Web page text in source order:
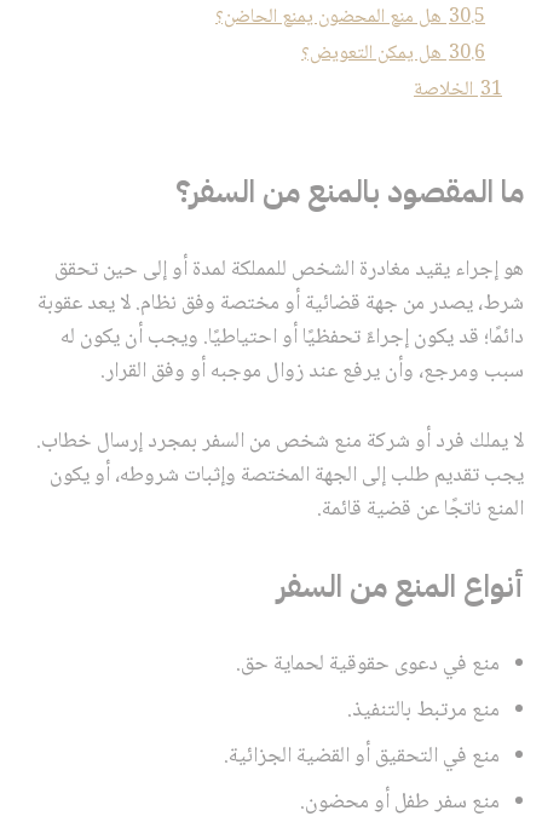
30.5 هل منع المحضون يمنع الحاضن؟
30.6 هل يمكن التعويض؟
31 الخلاصة
ما المقصود بالمنع من السفر؟
هو إجراء يقيد مغادرة الشخص للمملكة لمدة أو إلى حين تحقق
شرط، يصدر من جهة قضائية أو مختصة وفق نظام. لا يعد عقوبة
دائمًا؛ قد يكون إجراءً تحفظيًا أو احتياطيًا. ويجب أن يكون له
سبب ومرجع، وأن يرفع عند زوال موجبه أو وفق القرار.
لا يملك فرد أو شركة منع شخص من السفر بمجرد إرسال خطاب.
يجب تقديم طلب إلى الجهة المختصة وإثبات شروطه، أو يكون
المنع ناتجًا عن قضية قائمة.
أنواع المنع من السفر
منع في دعوى حقوقية لحماية حق.
منع مرتبط بالتنفيذ.
منع في التحقيق أو القضية الجزائية.
منع سفر طفل أو محضون.